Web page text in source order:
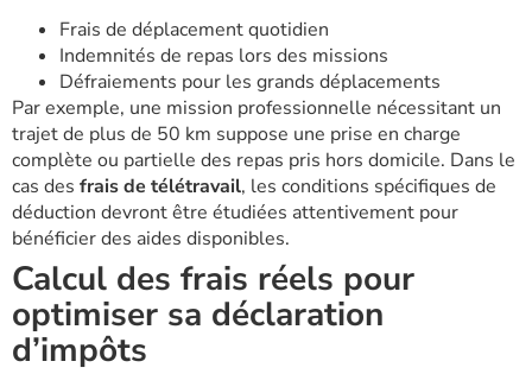
Frais de déplacement quotidien
Indemnités de repas lors des missions
Défraiements pour les grands déplacements
Par exemple, une mission professionnelle nécessitant un
trajet de plus de 50 km suppose une prise en charge
complète ou partielle des repas pris hors domicile. Dans le
cas des frais de télétravail, les conditions spécifiques de
déduction devront être étudiées attentivement pour
bénéficier des aides disponibles.
Calcul des frais réels pour
optimiser sa déclaration
d’impôts